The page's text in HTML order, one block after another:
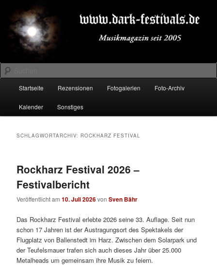
primären
Inhalt
springen
sekundären
Inhalt
springenDARK-FESTIVALS.DE
Suchen
Startseite Rezensionen Fotogalerien Foto-Archiv
Kalender Sonstiges
SCHLAGWORTARCHIV: ROCKHARZ FESTIVAL
Rockharz Festival 2026 –
Festivalbericht
Veröffentlicht am10. Juli 2026vonSven Bähr
Das Rockharz Festival erlebte 2026 seine 33. Auflage. Seit nun
schon 17 Jahren ist der Austragungsort des Spektakels der
Flugplatz von Ballenstedt im Harz. Zwischen dem Solarpark und
der Teufelsmauer trafen sich auch dieses Jahr über 25.000
Metalheads um gemeinsam ihre Musik zu feiern.